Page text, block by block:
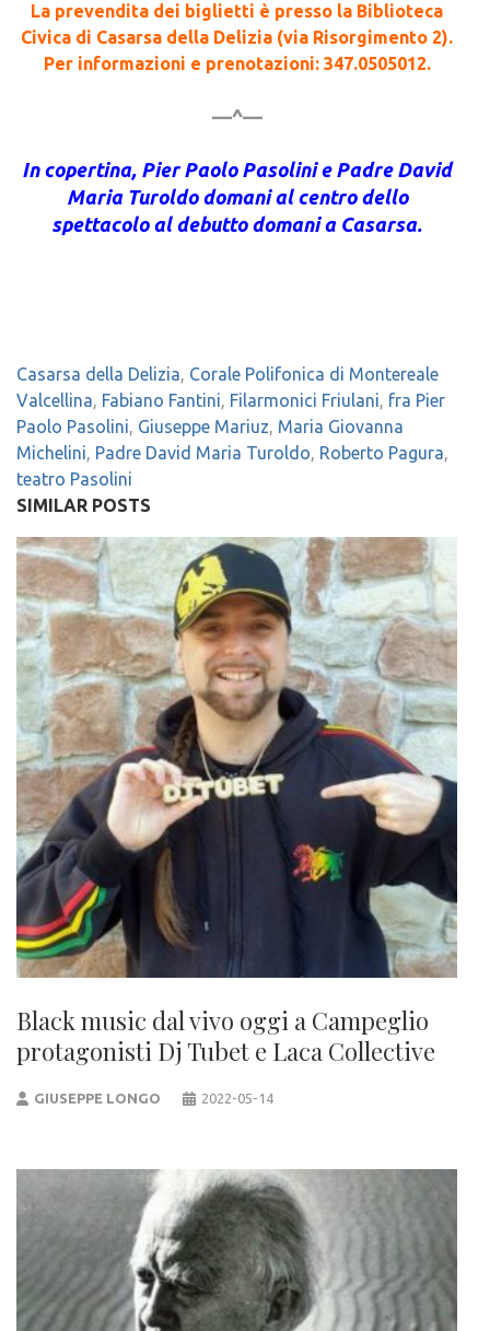
La prevendita dei biglietti è presso la Biblioteca
Civica di Casarsa della Delizia (via Risorgimento 2).
Per informazioni e prenotazioni: 347.0505012.
—^—
In copertina, Pier Paolo Pasolini e Padre David
Maria Turoldo domani al centro dello
spettacolo al debutto domani a Casarsa.
Casarsa della Delizia, Corale Polifonica di Montereale
Valcellina, Fabiano Fantini, Filarmonici Friulani, fra Pier
Paolo Pasolini, Giuseppe Mariuz, Maria Giovanna
Michelini, Padre David Maria Turoldo, Roberto Pagura,
teatro Pasolini
SIMILAR POSTS
Black music dal vivo oggi a Campeglio
protagonisti Dj Tubet e Laca Collective
GIUSEPPE LONGO 2022-05-14